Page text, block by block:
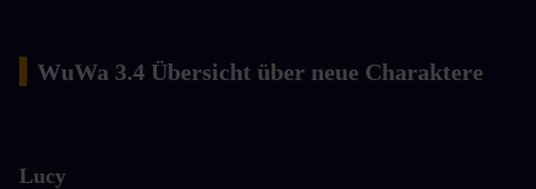
WuWa 3.4 Übersicht über neue Charaktere
Lucy